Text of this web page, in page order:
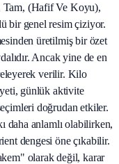
Tam, (Hafif Ve Koyu),
bir genel resim çiziyor.
üretilmiş bir özet
Ancak yine de en
verilir. Kilo
günlük aktivite
doğrudan etkiler.
daha anlamlı olabilirken,
dengesi öne çıkabilir.
olarak değil, karar